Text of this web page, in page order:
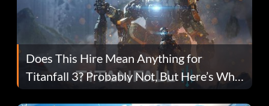
Does This Hire Mean Anything for
Titanfall 3? Probably Not, But Here’s Why
Fans Are Hopeful